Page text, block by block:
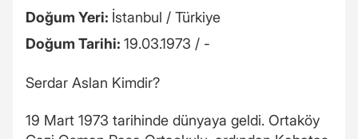
Doğum Yeri: İstanbul / Türkiye
Doğum Tarihi: 19.03.1973 / -
Serdar Aslan Kimdir?
19 Mart 1973 tarihinde dünyaya geldi. Ortaköy